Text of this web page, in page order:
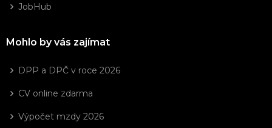
JobHub
Mohlo by vás zajímat
DPP a DPČ v roce 2026
CV online zdarma
Výpočet mzdy 2026